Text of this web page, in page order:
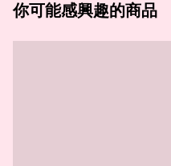
你可能感興趣的商品